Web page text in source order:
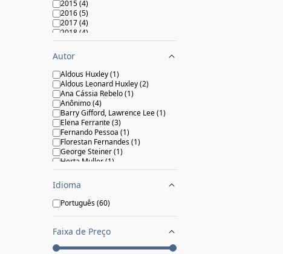
2015(4)
2016(5)
2017(4)
2018 (4)
2019(3)
2021
2022
2023(3 )
2024(2 )
2025(2)
Autor
Aldous Huxley(1)
Aldous Leonard Huxley(2)
Ana Cássia Rebelo(1)
Anônimo(4)
Barry Gifford, Lawrence Lee(1)
Elena Ferrante(3)
Fernando Pessoa (1)
Florestan Fernandes(1)
George Steiner(1)
Herta Muller(1)
Honoré De Balzac(2)
Jackie Wullschlanger
Jorge Luis Borges, Adolfo Bioy
Casares(1 )
José Maria Cançado
Marco Antônio de Carvalho(1)
Monteiro Lobato
Nadine Gordimer
Ngugi wa o(1)
Idioma
Português(60)
Faixa de Preço